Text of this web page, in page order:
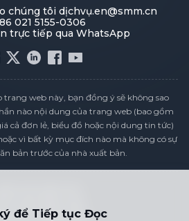
để Tiếp tục Đọc
chúng tôi dịchvụ.en@smm.cn
021 5155-0306
trực tiếp qua WhatsApp
trang web này, bạn đồng ý sẽ không sao
nào nội dung của trang web (bao gồm
cả đơn lẻ, biểu đồ hoặc nội dung tin tức)
vì bất kỳ mục đích nào mà không có sự
bản trước của nhà xuất bản.
sách Bảo mật